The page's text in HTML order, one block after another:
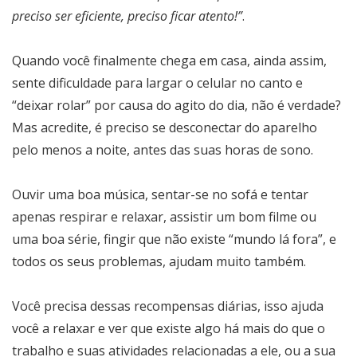
preciso ser eficiente, preciso ficar atento!”.
Quando você finalmente chega em casa, ainda assim,
sente dificuldade para largar o celular no canto e
“deixar rolar” por causa do agito do dia, não é verdade?
Mas acredite, é preciso se desconectar do aparelho
pelo menos a noite, antes das suas horas de sono.
Ouvir uma boa música, sentar-se no sofá e tentar
apenas respirar e relaxar, assistir um bom filme ou
uma boa série, fingir que não existe “mundo lá fora”, e
todos os seus problemas, ajudam muito também.
Você precisa dessas recompensas diárias, isso ajuda
você a relaxar e ver que existe algo há mais do que o
trabalho e suas atividades relacionadas a ele, ou a sua